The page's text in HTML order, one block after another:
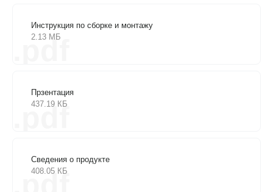
Инструкция по сборке и монтажу
2.13 МБ
.pdf
Прзентация
437.19 КБ
.pdf
Сведения о продукте
408.05 КБ
.pdf